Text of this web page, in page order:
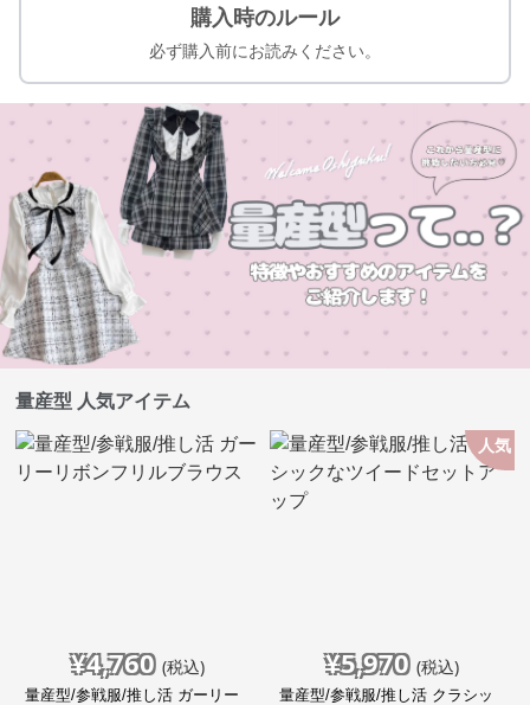
購入時のルール
必ず購入前にお読みください。
量産型 人気アイテム
¥4,760 (税込)
量産型/参戦服/推し活 ガーリー
人気
¥5,970 (税込)
量産型/参戦服/推し活 クラシッ